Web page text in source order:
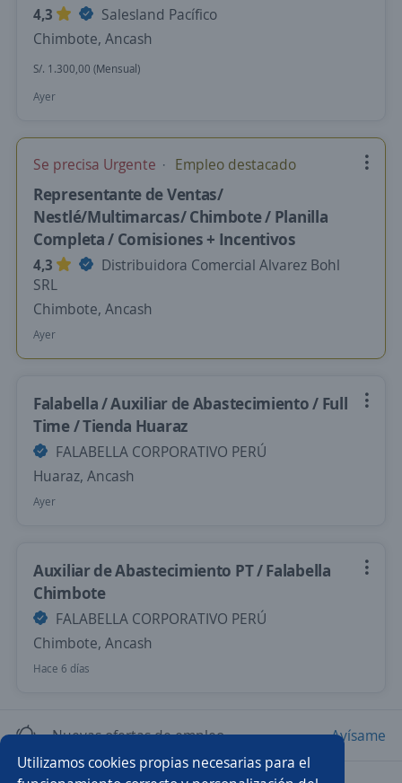
4,3
Salesland Pacífico
Chimbote, Ancash
S/. 1.300,00 (Mensual)
Ayer
Se precisa Urgente Empleo destacado
Representante de Ventas/
Nestlé/Multimarcas/ Chimbote / Planilla
Completa / Comisiones + Incentivos
4,3
Distribuidora Comercial Alvarez Bohl
SRL
Chimbote, Ancash
Ayer
Falabella / Auxiliar de Abastecimiento / Full
Time / Tienda Huaraz
FALABELLA CORPORATIVO PERÚ
Huaraz, Ancash
Ayer
Auxiliar de Abastecimiento PT / Falabella
Chimbote
FALABELLA CORPORATIVO PERÚ
Chimbote, Ancash
Hace 6 días
Nuevas ofertas de empleo Avísame
Utilizamos cookies propias necesarias para el